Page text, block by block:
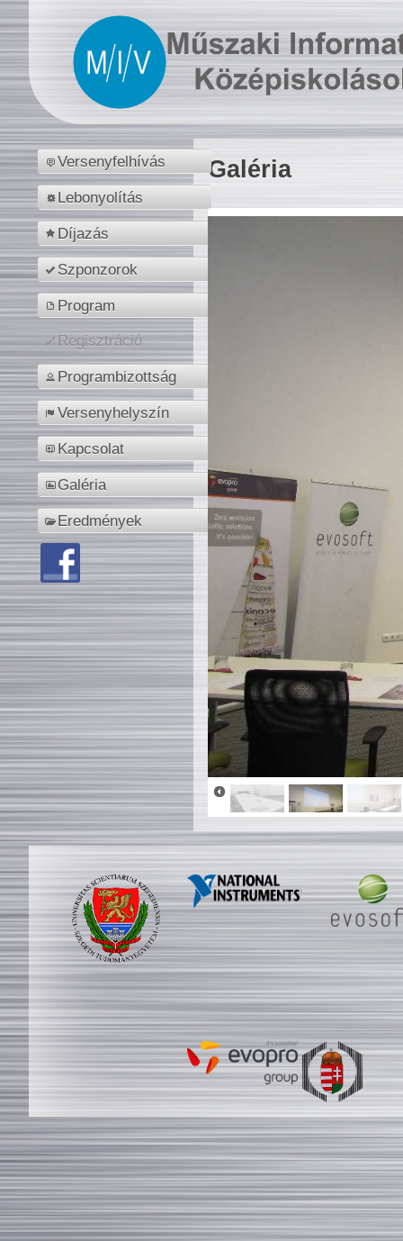
Versenyfelhívás
Lebonyolítás
Díjazás
Szponzorok
Program
Regisztráció
Programbizottság
Versenyhelyszín
Kapcsolat
Galéria
Eredmények
Galéria